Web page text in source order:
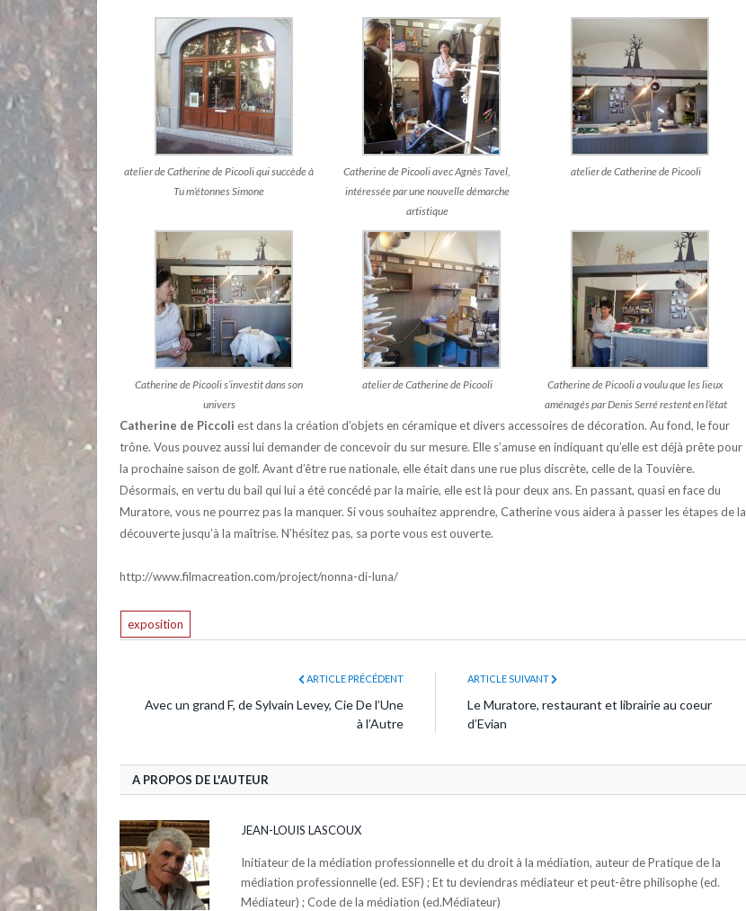
atelier de Catherine de Picooli qui succède à
Tu m’étonnes Simone
Catherine de Picooli avec Agnès Tavel,
intéressée par une nouvelle démarche
artistique
atelier de Catherine de Picooli
Catherine de Picooli s’investit dans son
univers
atelier de Catherine de Picooli
Catherine de Picooli a voulu que les lieux
aménagés par Denis Serré restent en l’état
Catherine de Piccoli est dans la création d’objets en céramique et divers accessoires de décoration. Au fond, le four
trône. Vous pouvez aussi lui demander de concevoir du sur mesure. Elle s’amuse en indiquant qu’elle est déjà prête pour
la prochaine saison de golf. Avant d’être rue nationale, elle était dans une rue plus discrète, celle de la Touvière.
Désormais, en vertu du bail qui lui a été concédé par la mairie, elle est là pour deux ans. En passant, quasi en face du
Muratore, vous ne pourrez pas la manquer. Si vous souhaitez apprendre, Catherine vous aidera à passer les étapes de la
découverte jusqu’à la maîtrise. N’hésitez pas, sa porte vous est ouverte.
http://www.filmacreation.com/project/nonna-di-luna/
exposition
ARTICLE PRÉCÉDENT
Avec un grand F, de Sylvain Levey, Cie De l’Une
à l’Autre
ARTICLE SUIVANT
Le Muratore, restaurant et librairie au coeur
d’Evian
A PROPOS DE L'AUTEUR
JEAN-LOUIS LASCOUX
Initiateur de la médiation professionnelle et du droit à la médiation, auteur de Pratique de la
médiation professionnelle (ed. ESF) ; Et tu deviendras médiateur et peut-être philisophe (ed.
Médiateur) ; Code de la médiation (ed.Médiateur)